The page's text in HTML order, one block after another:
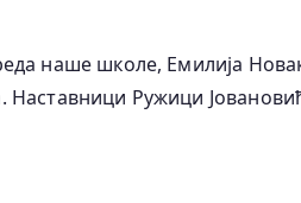
наше школе, Емилија
Ружици